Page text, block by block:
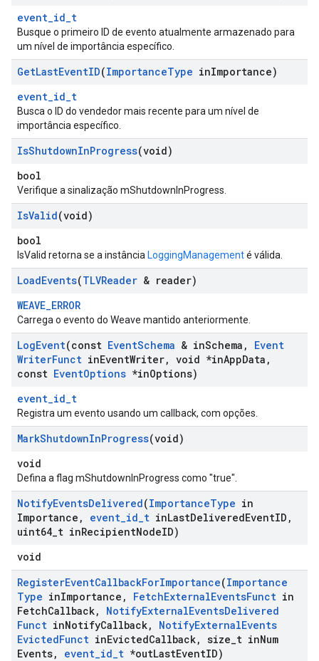
event_id_t
Busque o primeiro ID de evento atualmente armazenado para
um nível de importância específico.
GetLastEventID(ImportanceType inImportance)
event_id_t
Busca o ID do vendedor mais recente para um nível de
importância específico.
IsShutdownInProgress(void)
bool
Verifique a sinalização mShutdownInProgress.
IsValid(void)
bool
IsValid retorna se a instância LoggingManagementé válida.
LoadEvents(TLVReader & reader)
WEAVE_ERROR
Carrega o evento do Weave mantido anteriormente.
LogEvent(const EventSchema & inSchema ,
Event
WriterFunct inEventWriter, void *inAppData ,
const EventOptions *inOptions)
event_id_t
Registra um evento usando um callback, com opções.
MarkShutdownInProgress(void)
void
Defina a flag mShutdownInProgress como "true".
NotifyEventsDelivered(ImportanceType in
Importance , event_id_t inLastDeliveredEventID ,
uint64 t inRecipientNodeID)
void
RegisterEventCallbackForImportance(Importance
Type inImportance , FetchExternalEventsFunct in
FetchCallback, NotifyExternalEventsDelivered
Funct inNotifyCallback, NotifyExternalEvents
EvictedFunct inEvictedCallback, size t inNum
Events, event_id_t *outLastEventID)